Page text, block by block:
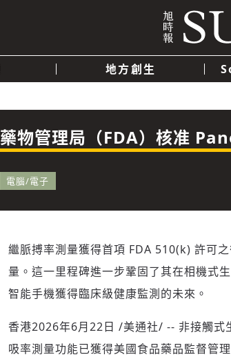
地方創生
快速連結
經濟
物管理局（FDA）核准
電腦/電子
繼脈搏率測量獲得首項 FDA 510(k) 許可
量。這一里程碑進一步鞏固了其在相機式
智能手機獲得臨床級健康監測的未來。
香港2026年6月22日 /美通社/ -- 非接觸式
吸率測量功能已獲得美國食品藥品監督管